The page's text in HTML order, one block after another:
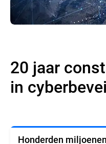
20 jaar
in
Honderden